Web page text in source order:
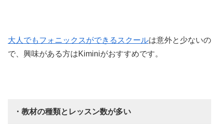
大人でもフォニックスができるスクールは意外と少ないの
で、興味がある方はKiminiがおすすめです。
・教材の種類とレッスン数が多い